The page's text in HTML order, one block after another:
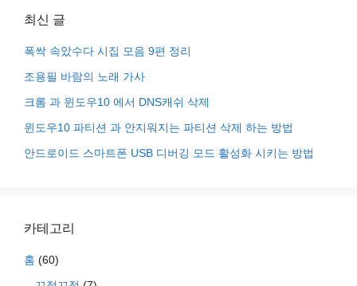
최신 글
폭싹 속았수다 시집 모음 9편 정리
조용필 바람의 노래 가사
크롬 과 윈도우10 에서 DNS캐쉬 삭제
윈도우10 파티션 과 안지워지는 파티션 삭제 하는 방법
안드로이드 스마트폰 USB 디버깅 모드 활성화 시키는 방법
카테고리
홈 (60)